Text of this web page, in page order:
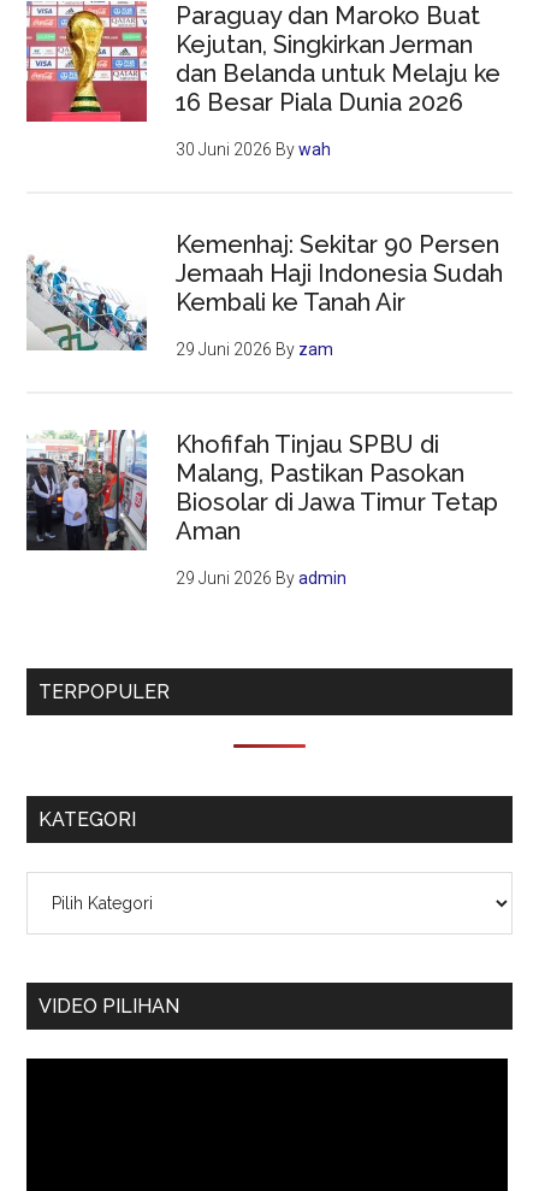
Paraguay dan Maroko Buat
Kejutan, Singkirkan Jerman
dan Belanda untuk Melaju ke
16 Besar Piala Dunia 2026
30 Juni 2026 Bywah
Kemenhaj: Sekitar 90 Persen
Jemaah Haji Indonesia Sudah
Kembali ke Tanah Air
29 Juni 2026 By zam
Khofifah Tinjau SPBU di
Malang, Pastikan Pasokan
Biosolar di Jawa Timur Tetap
Aman
29 Juni 2026 Byadmin
TERPOPULER
KATEGORI
VIDEO PILIHAN